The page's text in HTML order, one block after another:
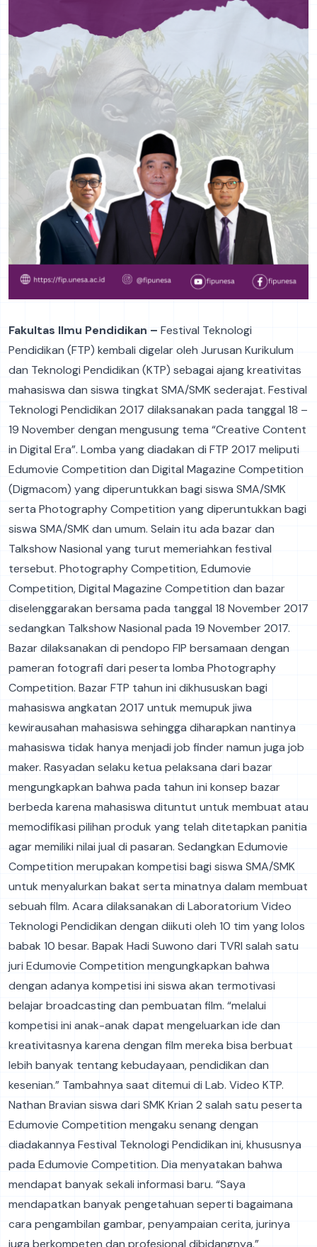
Fakultas Ilmu Pendidikan – Festival Teknologi
Pendidikan (FTP) kembali digelar oleh Jurusan Kurikulum
dan Teknologi Pendidikan (KTP) sebagai ajang kreativitas
mahasiswa dan siswa tingkat SMA/SMK sederajat. Festival
Teknologi Pendidikan 2017 dilaksanakan pada tanggal 18 –
19 November dengan mengusung tema “Creative Content
in Digital Era”. Lomba yang diadakan di FTP 2017 meliputi
Edumovie Competition dan Digital Magazine Competition
(Digmacom) yang diperuntukkan bagi siswa SMA/SMK
serta Photography Competition yang diperuntukkan bagi
siswa SMA/SMK dan umum. Selain itu ada bazar dan
Talkshow Nasional yang turut memeriahkan festival
tersebut. Photography Competition, Edumovie
Competition, Digital Magazine Competition dan bazar
diselenggarakan bersama pada tanggal 18 November 2017
sedangkan Talkshow Nasional pada 19 November 2017.
Bazar dilaksanakan di pendopo FIP bersamaan dengan
pameran fotografi dari peserta lomba Photography
Competition. Bazar FTP tahun ini dikhususkan bagi
mahasiswa angkatan 2017 untuk memupuk jiwa
kewirausahan mahasiswa sehingga diharapkan nantinya
mahasiswa tidak hanya menjadi job finder namun juga job
maker. Rasyadan selaku ketua pelaksana dari bazar
mengungkapkan bahwa pada tahun ini konsep bazar
berbeda karena mahasiswa dituntut untuk membuat atau
memodifikasi pilihan produk yang telah ditetapkan panitia
agar memiliki nilai jual di pasaran. Sedangkan Edumovie
Competition merupakan kompetisi bagi siswa SMA/SMK
untuk menyalurkan bakat serta minatnya dalam membuat
sebuah film. Acara dilaksanakan di Laboratorium Video
Teknologi Pendidikan dengan diikuti oleh 10 tim yang lolos
babak 10 besar. Bapak Hadi Suwono dari TVRI salah satu
juri Edumovie Competition mengungkapkan bahwa
dengan adanya kompetisi ini siswa akan termotivasi
belajar broadcasting dan pembuatan film. “melalui
kompetisi ini anak-anak dapat mengeluarkan ide dan
kreativitasnya karena dengan film mereka bisa berbuat
lebih banyak tentang kebudayaan, pendidikan dan
kesenian.” Tambahnya saat ditemui di Lab. Video KTP.
Nathan Bravian siswa dari SMK Krian 2 salah satu peserta
Edumovie Competition mengaku senang dengan
diadakannya Festival Teknologi Pendidikan ini, khususnya
pada Edumovie Competition. Dia menyatakan bahwa
mendapat banyak sekali informasi baru. “Saya
mendapatkan banyak pengetahuan seperti bagaimana
cara pengambilan gambar, penyampaian cerita, jurinya
juga berkompeten dan profesional dibidangnya.”